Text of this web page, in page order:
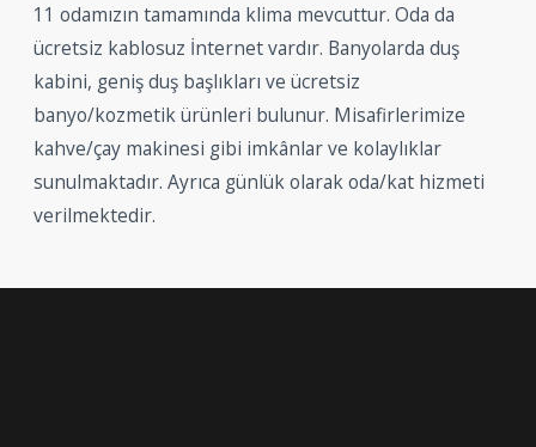
11 odamızın tamamında klima mevcuttur. Oda da
ücretsiz kablosuz İnternet vardır. Banyolarda duş
kabini, geniş duş başlıkları ve ücretsiz
banyo/kozmetik ürünleri bulunur. Misafirlerimize
kahve/çay makinesi gibi imkânlar ve kolaylıklar
sunulmaktadır. Ayrıca günlük olarak oda/kat hizmeti
verilmektedir.